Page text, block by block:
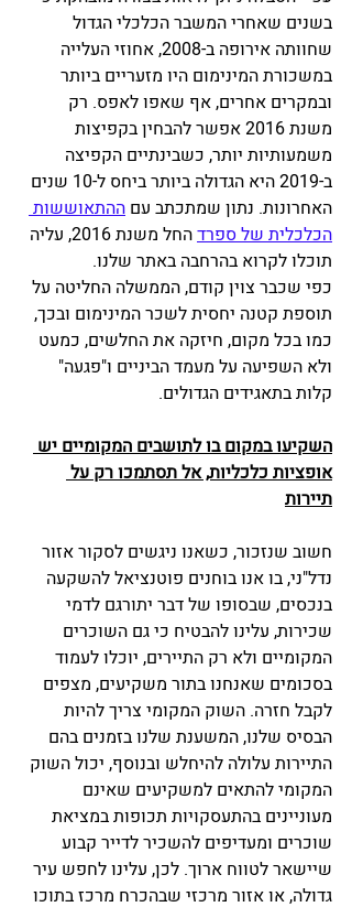
בשנים שאחרי המשבר הכלכלי הגדול
שחוותה אירופה ב-2008, אחוזי העלייה
במשכורת המינימום היו מזעריים ביותר
ובמקרים אחרים, אף שאפו לאפס. רק
משנת 2016 אפשר להבחין בקפיצות
משמעותיות יותר, כשבינתיים הקפיצה
ב-2019 היא הגדולה ביותר ביחס ל-10 שנים
האחרונות. נתון שמתכתב עם ההתאוששות
הכלכלית של ספרד
החל משנת 2016, עליה
תוכלו לקרוא בהרחבה באתר שלנו.
כפי שכבר צוין קודם, הממשלה החליטה על
תוספת קטנה יחסית לשכר המינימום ובכך,
כמו בכל מקום, חיזקה את החלשים, כמעט
ולא השפיעה על מעמד הביניים ו"פגעה"
קלות בתאגידים הגדולים.
השקיעו במקום בו לתושבים המקומיים יש
אופציות כלכליות, אל תסתמכו רק על
תיירות
חשוב שנזכור, כשאנו ניגשים לסקור אזור
נדל"ני, בו אנו בוחנים פוטנציאל להשקעה
בנכסים, שבסופו של דבר יתורגם לדמי
שכירות, עלינו להבטיח כי גם השוכרים
המקומיים ולא רק התיירים, יוכלו לעמוד
בסכומים שאנחנו בתור משקיעים, מצפים
לקבל חזרה. השוק המקומי צריך להיות
הבסיס שלנו, המשענת שלנו בזמנים בהם
התיירות עלולה להיחלש ובנוסף, יכול השוק
המקומי להתאים למשקיעים שאינם
מעוניינים בהתעסקויות תכופות במציאת
שוכרים ומעדיפים להשכיר לדייר קבוע
שיישאר לטווח ארוך. לכן, עלינו לחפש עיר
גדולה, או אזור מרכזי שבהכרח מרכז בתוכו